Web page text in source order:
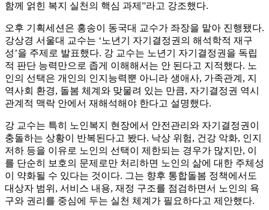
함께 얽힌 복지 실천의 핵심 과제”라고 강조했다.
오후 기획세션은 홍송이 동국대 교수가 좌장을 맡아 진행됐다.
강상경 서울대 교수는 ‘노년기 자기결정권의 해석학적 재구
성’을 주제로 발표했다. 강 교수는 노년기 자기결정권을 독립
적 판단 능력만으로 좁게 이해해서는 안 된다고 지적했다. 노
인의 선택은 개인의 인지능력뿐 아니라 생애사, 가족관계, 지
역사회 환경, 돌봄 체계와 맞물려 있는 만큼, 자기결정권 역시
관계적 맥락 안에서 재해석해야 한다고 설명했다.
강 교수는 특히 노인복지 현장에서 안전관리와 자기결정권이
충돌하는 상황이 반복된다고 봤다. 낙상 위험, 건강 악화, 인지
저하 등을 이유로 노인의 선택이 제한되는 경우가 많지만, 이
를 단순히 보호의 문제로만 처리하면 노인의 삶에 대한 주체성
이 약화될 수 있다는 것이다. 그는 향후 통합돌봄 정책에서도
대상자 범위, 서비스 내용, 재정 구조를 점검하면서 노인의 욕
구와 권리를 중심에 두는 실천 체계가 필요하다고 제안했다.